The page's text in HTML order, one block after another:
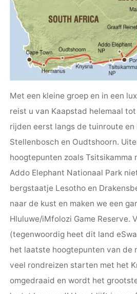
Met een kleine groep en in een
reist u van Kaapstad helemaal
rijden eerst langs de tuinroute en
Stellenbosch en Oudtshoorn.
hoogtepunten zoals Tsitsikamma
Addo Elephant Nationaal Park
bergstaatje Lesotho en
naar de kust en maken we een
Hluluwe/iMfolozi Game Reserve.
(tegenwoordig heet dit land
het laatste hoogtepunten van de
veel rondreizen starten met het
omgedraaid en wordt het